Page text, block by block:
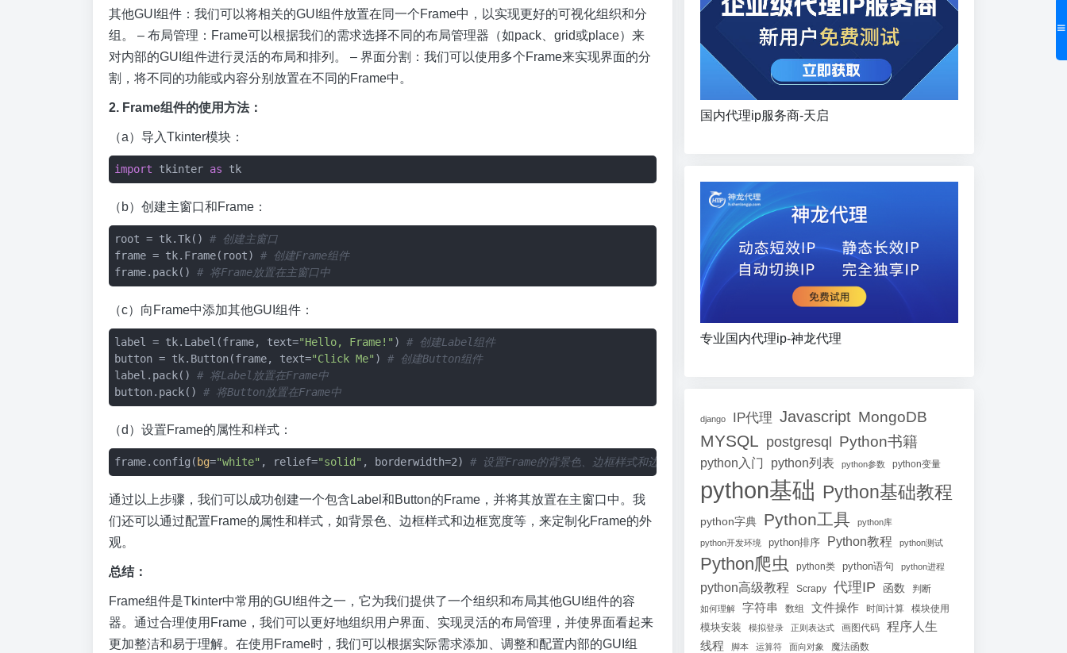
其他GUI组件：我们可以将相关的GUI组件放置在同一个Frame中，以实现更好的可视化组织和分
组。 – 布局管理：Frame可以根据我们的需求选择不同的布局管理器（如pack、grid或place）来
对内部的GUI组件进行灵活的布局和排列。 – 界面分割：我们可以使用多个Frame来实现界面的分
割，将不同的功能或内容分别放置在不同的Frame中。
2. Frame组件的使用方法：
（a）导入Tkinter模块：
import tkinter as
（b）创建主窗口和Frame：
root = tk.Tk() # 创建主窗口
frame = tk.Frame(root) # 创建Frame组件
frame.pack() # 将Frame放置在主窗口中
（c）向Frame中添加其他GUI组件：
label = tk.Label(frame, text="Hello, Frame!" ) # 创建Label组件
button = tk.Button(frame, text="Click Me" ) # 创建Button组件
label.pack() # 将Label放置在Frame中
button.pack() # 将Button放置在Frame中
（d）设置Frame的属性和样式：
frame.config( bg="white" , relief="solid" , borderwidth=2) # 设置Frame的背景色、边框样式和边框宽度
通过以上步骤，我们可以成功创建一个包含Label和Button的Frame，并将其放置在主窗口中。我
们还可以通过配置Frame的属性和样式，如背景色、边框样式和边框宽度等，来定制化Frame的外
观。
总结：
Frame组件是Tkinter中常用的GUI组件之一，它为我们提供了一个组织和布局其他GUI组件的容
器。通过合理使用Frame，我们可以更好地组织用户界面、实现灵活的布局管理，并使界面看起来
更加整洁和易于理解。在使用Frame时，我们可以根据实际需求添加、调整和配置内部的GUI组
国内代理ip服务商-天启
专业国内代理ip-神龙代理
django IP代理 Javascript MongoDB
MYSQL postgresql Python书籍
python入门 python列表 python参数 python变量
python基础 Python基础教程
python字典 Python工具 python库
python开发环境 python排序 Python教程 python测试
Python爬虫 python类 python语句 python进程
python高级教程 Scrapy 代理IP 函数 判断
如何理解 字符串 数组 文件操作 时间计算 模块使用
模块安装 模拟登录 正则表达式 画图代码 程序人生
线程 脚本 运算符 面向对象 魔法函数